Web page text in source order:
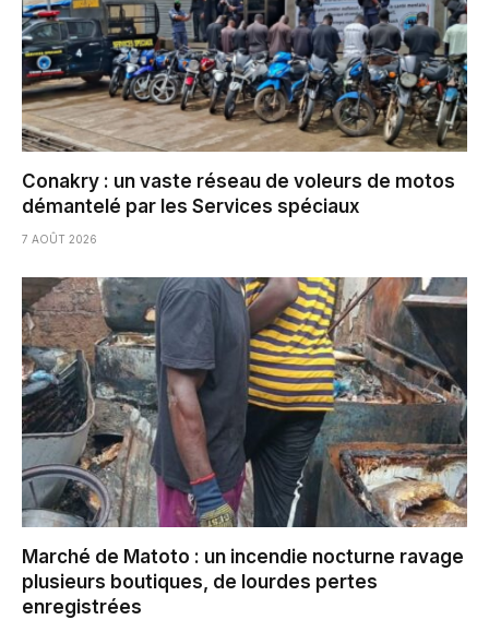
Conakry : un vaste réseau de voleurs de motos
démantelé par les Services spéciaux
7 AOÛT 2026
Marché de Matoto : un incendie nocturne ravage
plusieurs boutiques, de lourdes pertes
enregistrées